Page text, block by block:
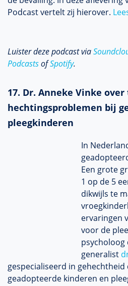
Podcast vertelt zij hierover.
Luister deze podcast via
PodcastsofSpotify.
17. Dr. Anneke Vinke
hechtingsproblemen bij
pleegkinderen
In
Een grote
1 op de 5
dikwijls te
ervaringen
voor de
generalist
gespecialiseerd in
geadopteerde kinderen en